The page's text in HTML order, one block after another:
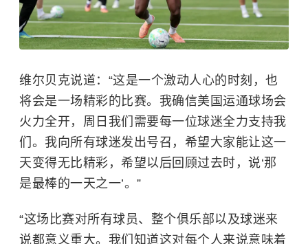
维尔贝克说道：“这是一个激动人心的时刻，也
将会是一场精彩的比赛。我确信美国运通球场会
火力全开，周日我们需要每一位球迷全力支持我
们。我向所有球迷发出号召，希望大家能让这一
天变得无比精彩，希望以后回顾过去时，说‘那
是最棒的一天之一’。”
“这场比赛对所有球员、整个俱乐部以及球迷来
说都意义重大。我们知道这对每个人来说意味着